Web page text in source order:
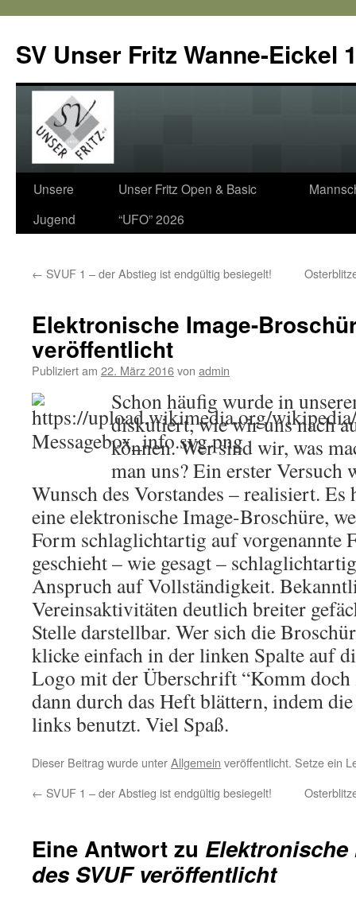
SV Unser Fritz Wanne-Eickel
Zum
Inhalt
Unsere
Jugend
Unser Fritz Open & Basic
“UFO” 2026
← SVUF 1 – der Abstieg ist endgültig besiegelt!
Elektronische Image-
veröffentlicht
Publiziert am 22. März 2016von admin
Schon häufig wurde in
diskutiert, wie wir uns nach
können. Wer sind wir, was
man uns? Ein erster Versuch
Wunsch des Vorstandes – realisiert. Es
eine elektronische Image-Broschüre,
Form schlaglichtartig auf vorgenannte
geschieht – wie gesagt –
Anspruch auf Vollständigkeit.
Vereinsaktivitäten deutlich breiter
Stelle darstellbar. Wer sich die
klicke einfach in der linken Spalte auf
Logo mit der Überschrift “Komm
dann durch das Heft blättern, indem
links benutzt. Viel Spaß.
Dieser Beitrag wurde unterAllgemein veröffentlicht. Setze ein
← SVUF 1 – der Abstieg ist endgültig besiegelt!
Eine Antwort zu Elektronische
des SVUF veröffentlicht